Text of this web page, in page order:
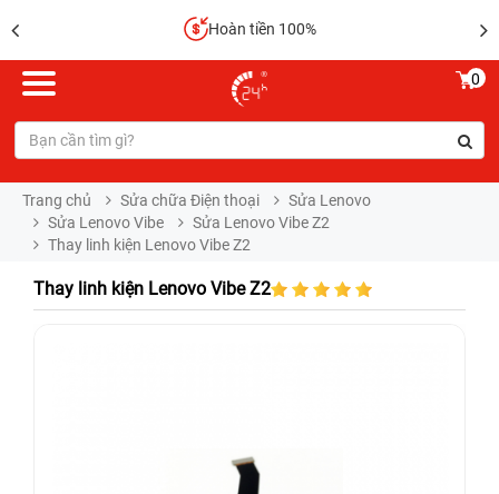
Hoàn tiền 100%
0
Trang chủ Sửa chữa Điện thoại
Sửa Lenovo
Sửa Lenovo Vibe
Sửa Lenovo Vibe Z2
Thay linh kiện Lenovo Vibe Z2
Thay linh kiện Lenovo Vibe Z2